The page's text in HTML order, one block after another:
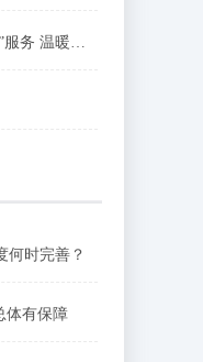
贵州贵定社区日间照料中心“一站式”服务 温暖老人心
何时完善？
体有保障